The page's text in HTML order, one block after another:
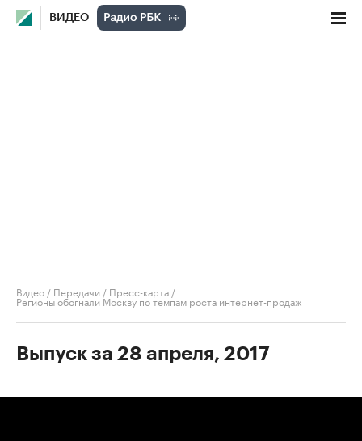
ВИДЕО
Видео / Передачи / Пресс-карта /
Регионы обогнали Москву по темпам роста интернет-продаж
Выпуск за 28 апреля, 2017